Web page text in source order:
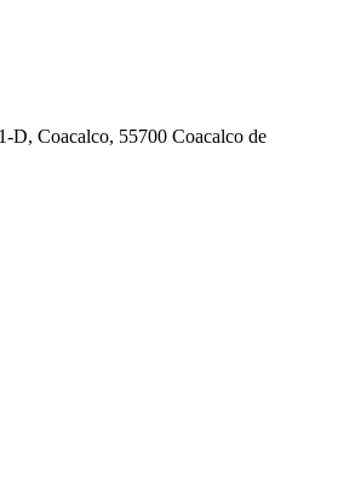
D, Coacalco, 55700 Coacalco de